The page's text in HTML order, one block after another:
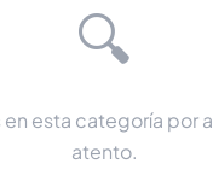
🔍
en esta categoría por
atento.